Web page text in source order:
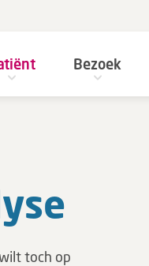
Bezoek
toch op